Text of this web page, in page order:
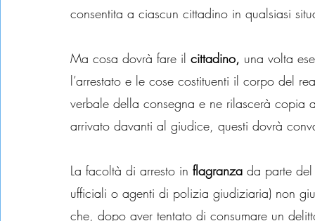
consentita a ciascun cittadino in qualsiasi
Ma cosa dovrà fare il cittadino, una volta
l’arrestato e le cose costituenti il corpo del
verbale della consegna e ne rilascerà copia
arrivato davanti al giudice, questi dovrà
La facoltà di arresto in flagranza da parte
ufficiali o agenti di polizia giudiziaria) non
che, dopo aver tentato di consumare un